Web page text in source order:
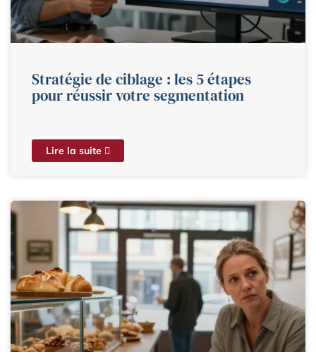
Stratégie de ciblage : les 5 étapes
pour réussir votre segmentation
Lire la suite